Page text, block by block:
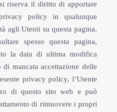
riserva il diritto di apportare
policy in qualunque
agli Utenti su questa pagina.
spesso questa pagina,
la data di ultima modifica
mancata accettazione delle
privacy policy, l’Utente
di questo sito web e può
di rimuovere i propri